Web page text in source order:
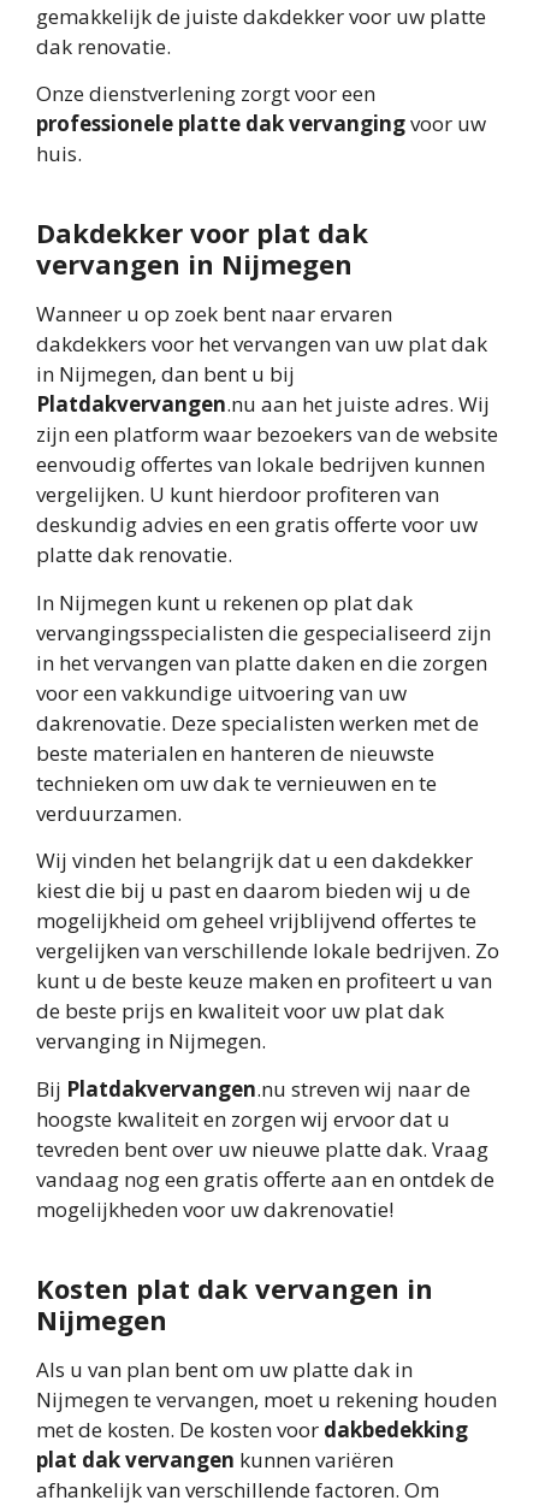
gemakkelijk de juiste dakdekker voor uw platte
dak renovatie.
Onze dienstverlening zorgt voor een
professionele platte dak vervangingvoor uw
huis.
Dakdekker voor plat dak
vervangen in Nijmegen
Wanneer u op zoek bent naar ervaren
dakdekkers voor het vervangen van uw plat dak
in Nijmegen, dan bent u bij
Platdakvervangen.nu aan het juiste adres. Wij
zijn een platform waar bezoekers van de website
eenvoudig offertes van lokale bedrijven kunnen
vergelijken. U kunt hierdoor profiteren van
deskundig advies en een gratis offerte voor uw
platte dak renovatie.
In Nijmegen kunt u rekenen op plat dak
vervangingsspecialisten die gespecialiseerd zijn
in het vervangen van platte daken en die zorgen
voor een vakkundige uitvoering van uw
dakrenovatie. Deze specialisten werken met de
beste materialen en hanteren de nieuwste
technieken om uw dak te vernieuwen en te
verduurzamen.
Wij vinden het belangrijk dat u een dakdekker
kiest die bij u past en daarom bieden wij u de
mogelijkheid om geheel vrijblijvend offertes te
vergelijken van verschillende lokale bedrijven. Zo
kunt u de beste keuze maken en profiteert u van
de beste prijs en kwaliteit voor uw plat dak
vervanging in Nijmegen.
Bij Platdakvervangen.nu streven wij naar de
hoogste kwaliteit en zorgen wij ervoor dat u
tevreden bent over uw nieuwe platte dak. Vraag
vandaag nog een gratis offerte aan en ontdek de
mogelijkheden voor uw dakrenovatie!
Kosten plat dak vervangen in
Nijmegen
Als u van plan bent om uw platte dak in
Nijmegen te vervangen, moet u rekening houden
met de kosten. De kosten voor dakbedekking
plat dak vervangen kunnen variëren
afhankelijk van verschillende factoren. Om